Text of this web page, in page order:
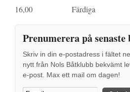
16,00 Färdiga
Prenumerera på
Skriv in din e-postadress i fältet
nytt från Nols Båtklubb bekvämt
e-post. Max ett mail om dagen!